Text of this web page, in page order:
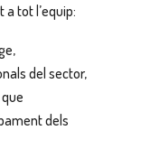
tot l’equip:
del sector,
dels